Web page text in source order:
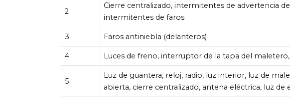
2
Cierre centralizado, intermitentes de advertencia
intermitentes de faros
3 Faros antiniebla (delanteros)
4 Luces de freno, interruptor de la tapa del
5
Luz de guantera, reloj, radio, luz interior, luz de
abierta, cierre centralizado, antena eléctrica, luz de